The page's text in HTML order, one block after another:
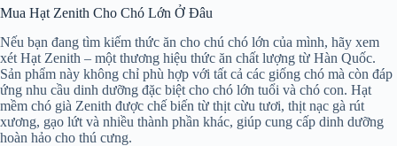
Mua Hạt Zenith Cho Chó Lớn Ở Đâu
Nếu bạn đang tìm kiếm thức ăn cho chú chó lớn của mình, hãy xem
xét Hạt Zenith – một thương hiệu thức ăn chất lượng từ Hàn Quốc.
Sản phẩm này không chỉ phù hợp với tất cả các giống chó mà còn đáp
ứng nhu cầu dinh dưỡng đặc biệt cho chó lớn tuổi và chó con. Hạt
mềm chó già Zenith được chế biến từ thịt cừu tươi, thịt nạc gà rút
xương, gạo lứt và nhiều thành phần khác, giúp cung cấp dinh dưỡng
hoàn hảo cho thú cưng.